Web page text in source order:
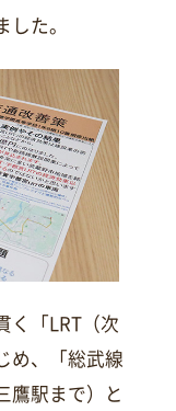
た。
く「LRT（次
め、「総武線
鷹駅まで）と